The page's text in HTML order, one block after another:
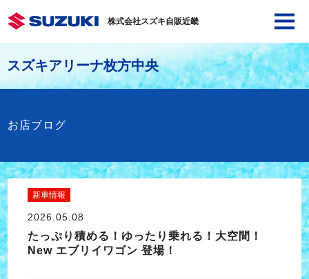
株式会社スズキ自販近畿
スズキアリーナ枚方中央
お店ブログ
新車情報
2026.05.08
たっぷり積める！ゆったり乗れる！大空間！
New エブリイワゴン 登場！